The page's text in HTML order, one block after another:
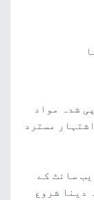
شدہ مواد
مسترد
سائٹ کے
دینا شروع